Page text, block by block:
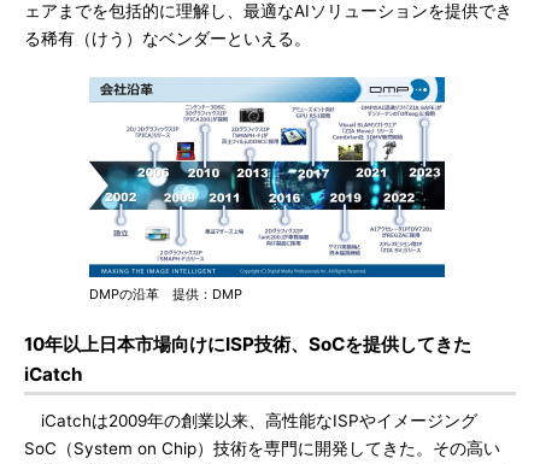
ェアまでを包括的に理解し、最適なAIソリューションを提供でき
る稀有（けう）なベンダーといえる。
DMPの沿革 提供：DMP
10年以上日本市場向けにISP技術、SoCを提供してきた
iCatch
iCatchは2009年の創業以来、高性能なISPやイメージング
SoC（System on Chip）技術を専門に開発してきた。その高い